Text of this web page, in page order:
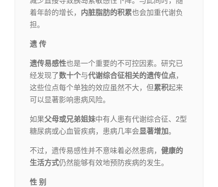
着年龄的增长， 内脏脂肪的积累也会加重代谢负
担。
遗 传
遗传易感性也是一个重要的不可控因素。研究已
经发现了数十个与代谢综合征相关的遗传位点，
这些位点每个单独的效应虽然不大，但累积起来
可以显著影响患病风险。
如果父母或兄弟姐妹中有人患有代谢综合征、2型
糖尿病或心血管疾病，患病几率会显著增加。
不过，遗传易感性并不意味着必然患病， 健康的
生活方式仍然能够有效地预防疾病的发生。
性 别